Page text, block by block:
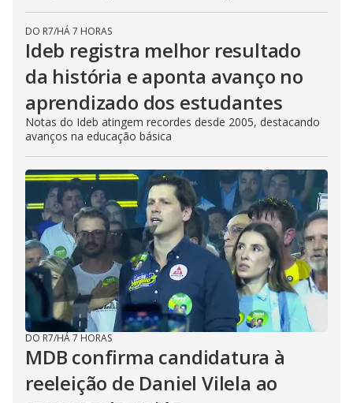
DO R7/HÁ 7 HORAS
Ideb registra melhor resultado
da história e aponta avanço no
aprendizado dos estudantes
Notas do Ideb atingem recordes desde 2005, destacando
avanços na educação básica
DO R7/HÁ 7 HORAS
MDB confirma candidatura à
reeleição de Daniel Vilela ao